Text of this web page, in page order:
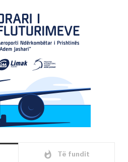
whatshot Të fundit